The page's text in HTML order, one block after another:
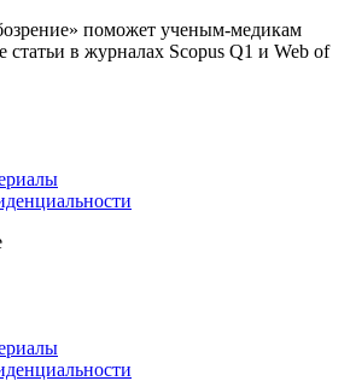
поможет ученым-медикам
статьи в журналах Scopus Q1 и Web of